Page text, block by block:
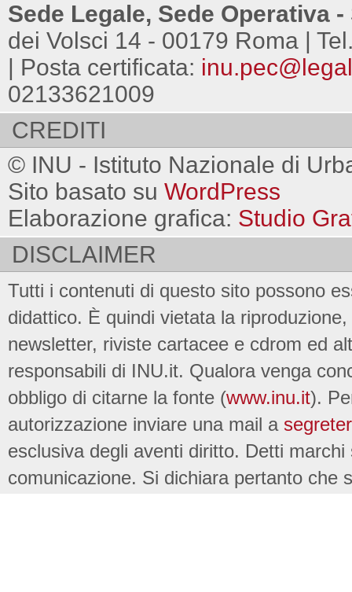
Sede Legale, Sede Operativa
dei Volsci 14 - 00179 Roma |
| Posta certificata:
02133621009
CREDITI
© INU - Istituto Nazionale di
Sito basato su WordPress
Elaborazione grafica: Studio
DISCLAIMER
Tutti i contenuti di questo sito possono
didattico. È quindi vietata la
newsletter, riviste cartacee e cdrom ed
responsabili di INU.it. Qualora venga
obbligo di citarne la fonte (www.inu.it).
autorizzazione inviare una mail a
esclusiva degli aventi diritto. Detti
comunicazione. Si dichiara pertanto che